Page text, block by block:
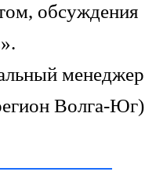
обсуждения
менеджер
Волга-Юг)